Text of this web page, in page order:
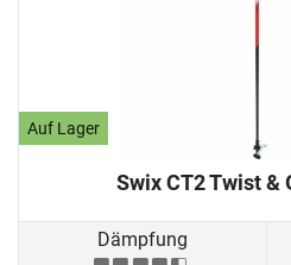
Auf Lager
Swix CT2 Twist &
Dämpfung